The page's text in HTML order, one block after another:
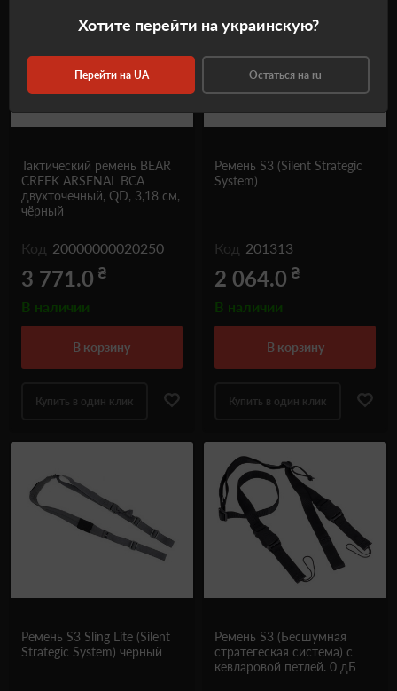
Тактический ремень BEAR
CREEK ARSENAL BCA
двухточечный, QD, 3,18 см,
чёрный
Код 20000000020250
3 771.0 ₴
В наличии
в корзину
Купить в один клик
Ремень S3 (Silent Strategic
System)
Код 201313
2 064.0 ₴
В наличии
в корзину
Купить в один клик
Ремень S3 Sling Lite (Silent
Strategic System) черный
Ремень S3 (Беcшумная
стратегеская система) с
кевларовой петлей. 0 дБ
Хотите перейти на украинскую?
Перейти на UA Остаться на ru